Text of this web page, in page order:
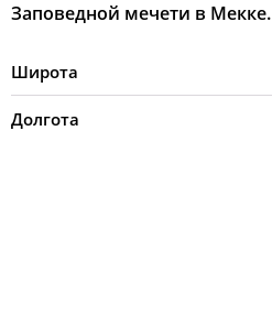
Заповедной мечети в Мекке.
Широта
Долгота